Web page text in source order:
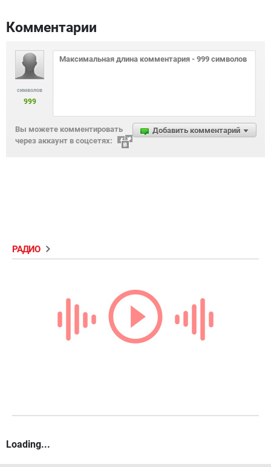
Комментарии
символов
999
Добавить комментарий
Вы можете комментировать
через аккаунт в соцсетях:
РАДИО
Loading...